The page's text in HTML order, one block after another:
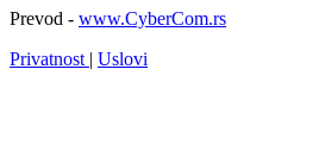
Prevod - www.CyberCom.rs
Privatnost | Uslovi